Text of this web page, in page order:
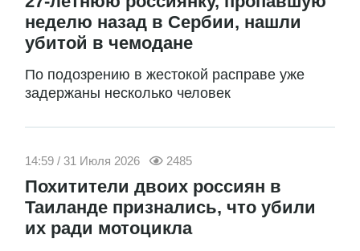
неделю назад в Сербии, нашли
убитой в чемодане
По подозрению в жестокой расправе уже
задержаны несколько человек
14:59 / 31 Июля 2026 2485
Похитители двоих россиян в
Таиланде признались, что убили
их ради мотоцикла